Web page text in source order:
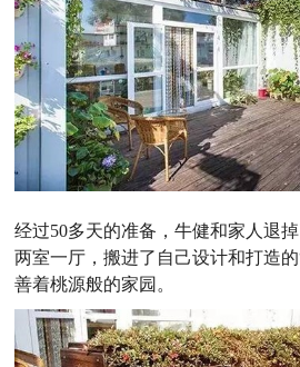
经过50多天的准备，牛健和家人退
两室一厅，搬进了自己设计和打造
善着桃源般的家园。